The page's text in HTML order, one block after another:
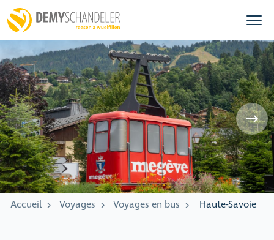
Accueil Voyages Voyages en bus Haute-Savoie